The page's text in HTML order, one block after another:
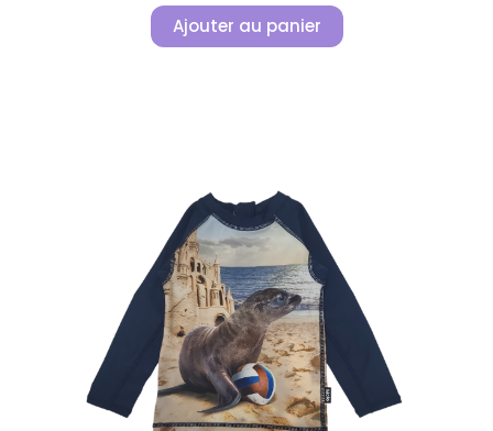
Ajouter au panier